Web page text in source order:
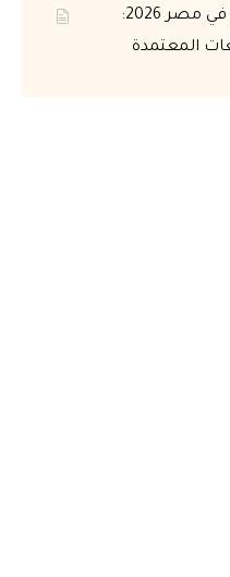
أفضل كليات هندسة البترول في مصر 2026:
المعتمدة